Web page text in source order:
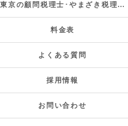
東京の顧問税理士･やまざき税理士事務所のお客様の声
料金表
よくある質問
採用情報
お問い合わせ